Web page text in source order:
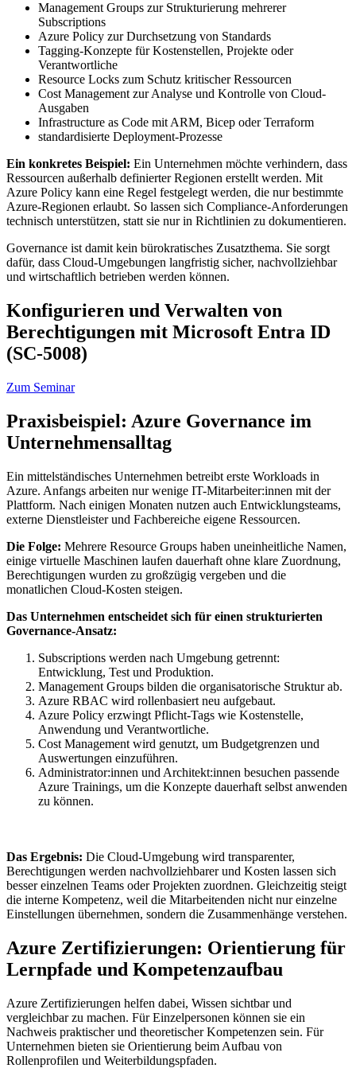
Management Groups zur Strukturierung mehrerer
Subscriptions
Azure Policy zur Durchsetzung von Standards
Tagging-Konzepte für Kostenstellen, Projekte oder
Verantwortliche
Resource Locks zum Schutz kritischer Ressourcen
Cost Management zur Analyse und Kontrolle von Cloud-
Ausgaben
Infrastructure as Code mit ARM, Bicep oder Terraform
standardisierte Deployment-Prozesse
Ein konkretes Beispiel: Ein Unternehmen möchte verhindern, dass
Ressourcen außerhalb definierter Regionen erstellt werden. Mit
Azure Policy kann eine Regel festgelegt werden, die nur bestimmte
Azure-Regionen erlaubt. So lassen sich Compliance-Anforderungen
technisch unterstützen, statt sie nur in Richtlinien zu dokumentieren.
Governance ist damit kein bürokratisches Zusatzthema. Sie sorgt
dafür, dass Cloud-Umgebungen langfristig sicher, nachvollziehbar
und wirtschaftlich betrieben werden können.
Konfigurieren und Verwalten von
Berechtigungen mit Microsoft Entra ID
(SC-5008)
Zum Seminar
Praxisbeispiel: Azure Governance im
Unternehmensalltag
Ein mittelständisches Unternehmen betreibt erste Workloads in
Azure. Anfangs arbeiten nur wenige IT-Mitarbeiter:innen mit der
Plattform. Nach einigen Monaten nutzen auch Entwicklungsteams,
externe Dienstleister und Fachbereiche eigene Ressourcen.
Die Folge: Mehrere Resource Groups haben uneinheitliche Namen,
einige virtuelle Maschinen laufen dauerhaft ohne klare Zuordnung,
Berechtigungen wurden zu großzügig vergeben und die
monatlichen Cloud-Kosten steigen.
Das Unternehmen entscheidet sich für einen strukturierten
Governance-Ansatz:
Subscriptions werden nach Umgebung getrennt:
Entwicklung, Test und Produktion.
Management Groups bilden die organisatorische Struktur ab.
Azure RBAC wird rollenbasiert neu aufgebaut.
Azure Policy erzwingt Pflicht-Tags wie Kostenstelle,
Anwendung und Verantwortliche.
Cost Management wird genutzt, um Budgetgrenzen und
Auswertungen einzuführen.
Administrator:innen und Architekt:innen besuchen passende
Azure Trainings, um die Konzepte dauerhaft selbst anwenden
zu können.
Das Ergebnis: Die Cloud-Umgebung wird transparenter,
Berechtigungen werden nachvollziehbarer und Kosten lassen sich
besser einzelnen Teams oder Projekten zuordnen. Gleichzeitig steigt
die interne Kompetenz, weil die Mitarbeitenden nicht nur einzelne
Einstellungen übernehmen, sondern die Zusammenhänge verstehen.
Azure Zertifizierungen: Orientierung für
Lernpfade und Kompetenzaufbau
Azure Zertifizierungen helfen dabei, Wissen sichtbar und
vergleichbar zu machen. Für Einzelpersonen können sie ein
Nachweis praktischer und theoretischer Kompetenzen sein. Für
Unternehmen bieten sie Orientierung beim Aufbau von
Rollenprofilen und Weiterbildungspfaden.